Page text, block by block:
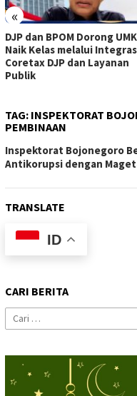
«
DJP dan BPOM Dorong
Naik Kelas melalui
Coretax DJP dan Layanan
Publik
TAG: INSPEKTORAT
PEMBINAAN
Inspektorat Bojonegoro
Antikorupsi dengan
TRANSLATE
ID
CARI BERITA
Cari
untuk: